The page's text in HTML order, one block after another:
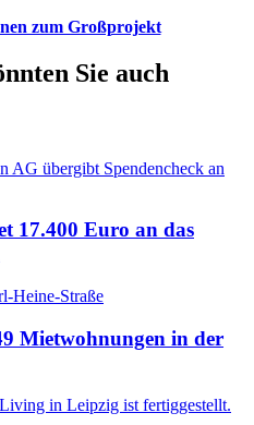
zum Großprojekt
Sie auch
17.400 Euro an das
Mietwohnungen in der